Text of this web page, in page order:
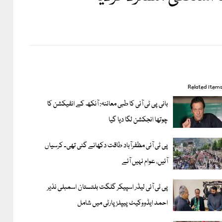
Related items
بانی پی ٹی آئی کا طبی معائنہ: آنکھ کے انفیکشن کا
چوتھا انجکشن لگا دیا گیا
پی ٹی آئی مظفرآباد طاقت دکھانے گئی تھی۔ کرسیاں
آئیں، عوام نہیں آئے
پی ٹی آئی لیڈر اسپیکر گلگت بلتستان اسمبلی نذیر
احمد ایڈووکیٹ پیپلزپارٹی میں شامل